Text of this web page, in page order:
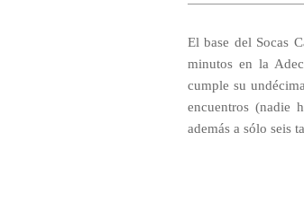
El base del Socas
minutos en la
cumple su
encuentros (nadie
además a sólo seis